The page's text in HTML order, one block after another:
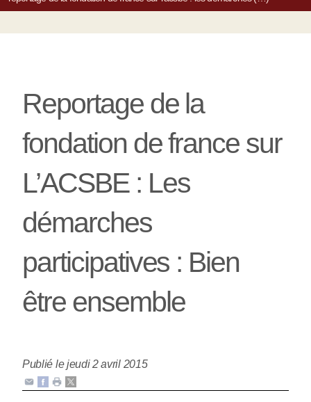
Reportage de la
fondation de france sur
L’ACSBE : Les
démarches
participatives : Bien
être ensemble
Publié le jeudi 2 avril 2015